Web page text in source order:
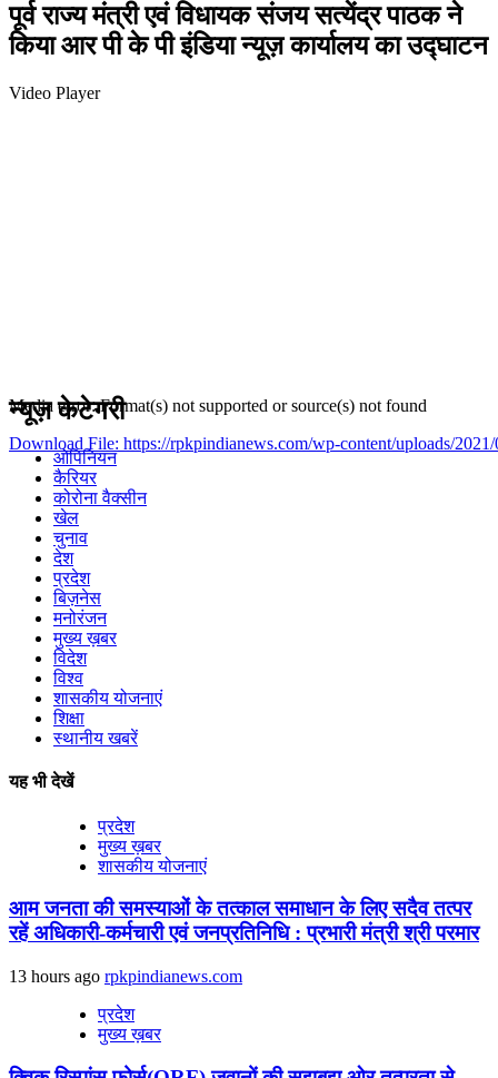
पूर्व राज्य मंत्री एवं विधायक संजय सत्येंद्र पाठक ने
किया आर पी के पी इंडिया न्यूज़ कार्यालय का उद्घाटन
Video Player
Media error: Format(s) not supported or source(s) not found
Download File: https://rpkpindianews.com/wp-content/uploads/
00:00
न्यूज़ केटेगरी
ओपिनियन
कैरियर
कोरोना वैक्सीन
खेल
चुनाव
देश
प्रदेश
बिज़नेस
मनोरंजन
मुख्य ख़बर
विदेश
विश्व
शासकीय योजनाएं
शिक्षा
स्थानीय खबरें
यह भी देखें
प्रदेश
मुख्य ख़बर
शासकीय योजनाएं
आम जनता की समस्याओं के तत्काल समाधान के लिए सदैव तत्पर
रहें अधिकारी-कर्मचारी एवं जनप्रतिनिधि : प्रभारी मंत्री श्री परमार
13 hours ago rpkpindianews.com
प्रदेश
मुख्य ख़बर